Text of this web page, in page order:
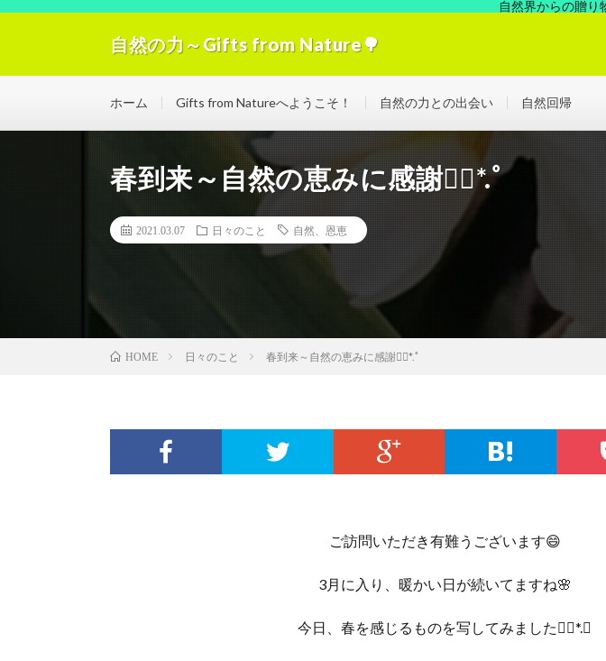
自然界からの贈り
自然の力～Gifts from Nature🌳
ホーム Gifts from Natureへようこそ！ 自然の力との出会い 自然回帰
春到来～自然の恵みに感謝❁⃘*.ﾟ
2021.03.07 日々のこと 自然、恩恵
HOME 日々のこと 春到来～自然の恵みに感謝❁⃘*.ﾟ
ご訪問いただき有難うございます😄
3月に入り、暖かい日が続いてますね🌸
今日、春を感じるものを写してみました❁⃘*.ﾟ